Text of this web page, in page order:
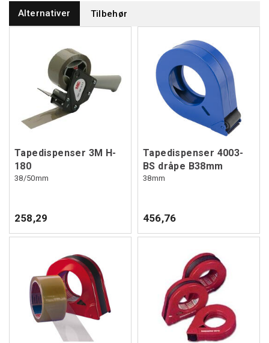
Alternativer Tilbehør
Tapedispenser 3M H-
180
38/50mm
258,29
Tapedispenser 4003-
BS dråpe B38mm
38mm
456,76